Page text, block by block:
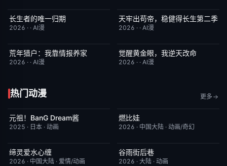
完结
长生者的唯一归期
2026 · · AI漫
完结 8.0
天牢出苟帝，稳健得长生第二季
2026 · · AI漫
完结
荒年猎户：我靠情报养家
2026 · · AI漫
完结
觉醒黄金眼，我逆天改命
2026 · · AI漫
热门动漫 更多
更新至第44集
元祖！BanG Dream酱
2025 · 日本 · 动画
昨日更新
燃比娃
2026 · 中国大陆 · 动画/奇幻
更新至第02集
缔灵爱水心缠
2026 · 中国大陆 · 爱情/动画
更新至第2集
谷雨街后巷
2026 · 大陆 · 动画